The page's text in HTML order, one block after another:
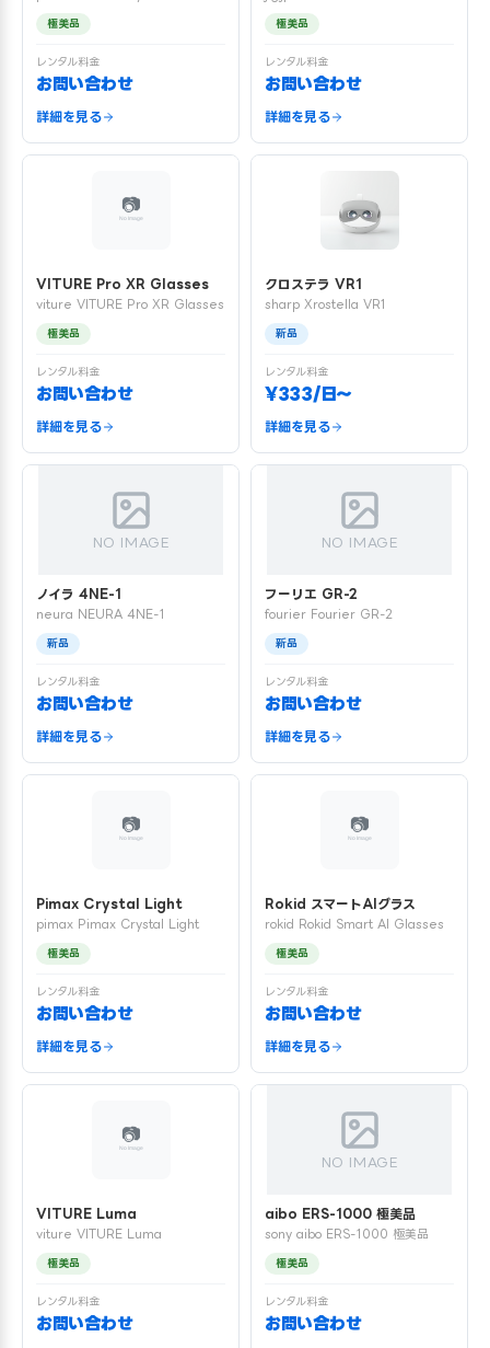
極美品
レンタル料金
お問い合わせ
詳細を見る
極美品
レンタル料金
お問い合わせ
詳細を見る
VITURE Pro XR Glasses
viture VITURE Pro XR Glasses
極美品
レンタル料金
お問い合わせ
詳細を見る
クロステラ VR1
sharp Xrostella VR1
新品
レンタル料金
¥333/日〜
詳細を見る
NO IMAGE
ノイラ 4NE-1
neura NEURA 4NE-1
新品
レンタル料金
お問い合わせ
詳細を見る
NO IMAGE
フーリエ GR-2
fourier Fourier GR-2
新品
レンタル料金
お問い合わせ
詳細を見る
Pimax Crystal Light
pimax Pimax Crystal Light
極美品
レンタル料金
お問い合わせ
詳細を見る
Rokid スマートAIグラス
rokid Rokid Smart AI Glasses
極美品
レンタル料金
お問い合わせ
詳細を見る
VITURE Luma
viture VITURE Luma
極美品
レンタル料金
お問い合わせ
NO IMAGE
aibo ERS-1000 極美品
sony aibo ERS-1000 極美品
極美品
レンタル料金
お問い合わせ